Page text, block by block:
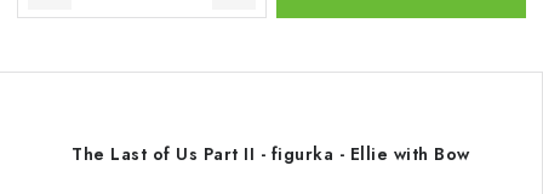
The Last of Us Part II - figurka - Ellie with Bow